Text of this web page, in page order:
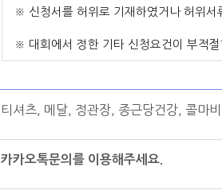
※ 신청서를 허위로 기재하였거나 허위서
※ 대회에서 정한 기타 신청요건이 부적
티셔츠, 메달, 정관장, 종근당건강, 콜마
카카오톡문의를 이용해주세요.